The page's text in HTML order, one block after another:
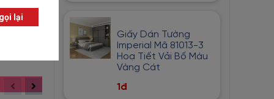
Giấy Dán Tường
Imperial Mã 81013-3
Hoạ Tiết Vải Bố Màu
Vàng Cát
1đ